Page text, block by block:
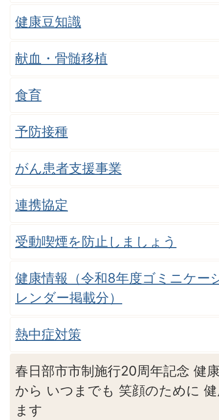
健康豆知識
献血・骨髄移植
食育
予防接種
がん患者支援事業
連携協定
受動喫煙を防止しましょう
健康情報（令和8年度ゴミニケー
レンダー掲載分）
熱中症対策
春日部市市制施行20周年記念 健
から いつまでも 笑顔のために
ます